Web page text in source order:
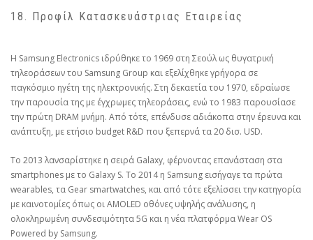
18. Προφίλ Κατασκευάστριας Εταιρείας
Η Samsung Electronics ιδρύθηκε το 1969 στη Σεούλ ως θυγατρική
τηλεοράσεων του Samsung Group και εξελίχθηκε γρήγορα σε
παγκόσμιο ηγέτη της ηλεκτρονικής. Στη δεκαετία του 1970, εδραίωσε
την παρουσία της με έγχρωμες τηλεοράσεις, ενώ το 1983 παρουσίασε
την πρώτη DRAM μνήμη. Από τότε, επένδυσε αδιάκοπα στην έρευνα και
ανάπτυξη, με ετήσιο budget R&D που ξεπερνά τα 20 δισ. USD.
Το 2013 λανσαρίστηκε η σειρά Galaxy, φέρνοντας επανάσταση στα
smartphones με το Galaxy S. Το 2014 η Samsung εισήγαγε τα πρώτα
wearables, τα Gear smartwatches, και από τότε εξελίσσει την κατηγορία
με καινοτομίες όπως οι AMOLED οθόνες υψηλής ανάλυσης, η
ολοκληρωμένη συνδεσιμότητα 5G και η νέα πλατφόρμα Wear OS
Powered by Samsung.